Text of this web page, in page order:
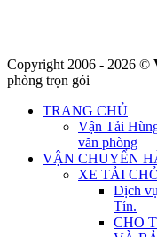
Copyright 2006 - 2026 ©
phòng trọn gói
TRANG CHỦ
Vận Tải
văn phòng
VẬN CHUYỂN
XE TẢI
Dịch
Tín.
CHO